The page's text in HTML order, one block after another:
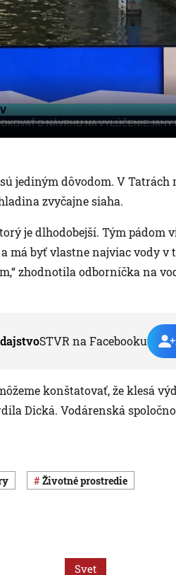
jediným dôvodom. V
zvyčajne siaha.
je dlhodobejší. Tým pádom
má byť vlastne najviac vody v
zhodnotila odborníčka na
STVR na Facebooku
konštatovať, že klesá
Dická. Vodárenská
Životné prostredie
Svet